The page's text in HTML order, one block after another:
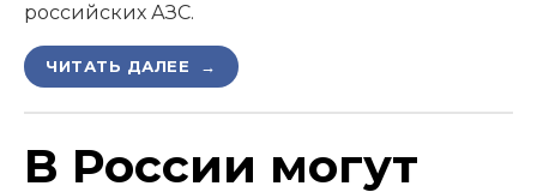
российских АЗС.
ЧИТАТЬ ДАЛЕЕ →
В России могут